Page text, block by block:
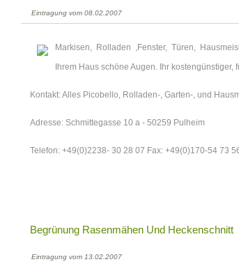
Eintragung vom 08.02.2007
Markisen, Rolladen ,Fenster, Türen,
Ihrem Haus schöne Augen. Ihr
Kontakt: Alles Picobello, Rolladen-, Garten-, und
Adresse: Schmittegasse 10 a - 50259 Pulheim
Telefon: +49(0)2238- 30 28 07 Fax: +49(0)170-54 73
Begrünung Rasenmähen Und Heckenschnitt
Eintragung vom 13.02.2007